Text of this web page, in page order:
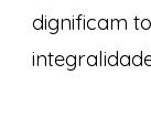
dignificam